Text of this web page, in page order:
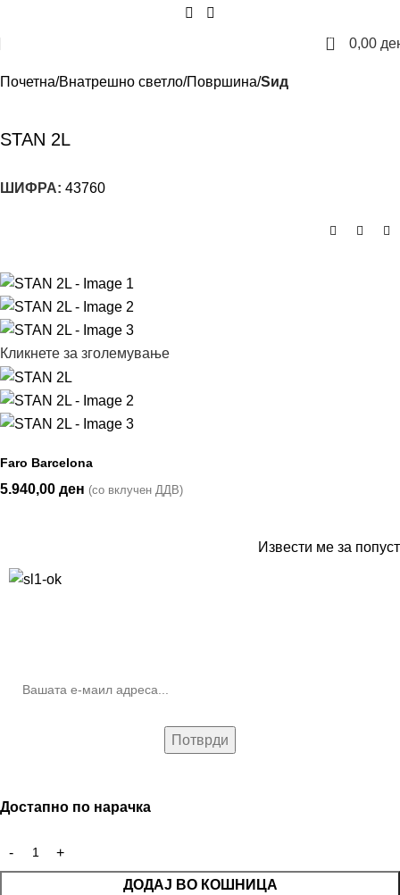
0 0,00
Почетна Внатрешно светло Површина Sид
STAN 2L
ШИФРА: 43760
Кликнете за зголемување
Faro Barcelona
5.940,00 ден (со вклучен ДДВ)
Извести ме за попуст
Достапно по нарачка
ДОДАЈ ВО КОШНИЦА